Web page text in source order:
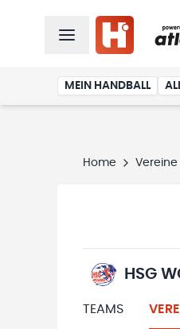
MEIN HANDBALL
Home Vereine
HSG
TEAMS